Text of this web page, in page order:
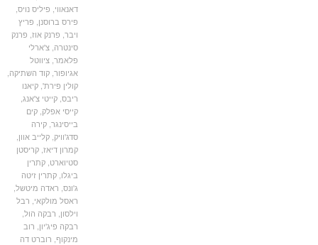
דאנאווי,פיליס נויס
פירס ברוסנן,פריץ
,פרנק אוז,פרנק
סינטרה,צ'ארלי
פלאמר,ציווטל
אגיופור,קוד השתיקה,
קולין פירת',קיאנו
ריבס,קייטי צ'אנג,
קייסי אפלק,קים
בייסינגר,קירה
סדג'וויק,קלייב אוון,
קמרון דיאז ,קריסטן
סטיוארט,קתרין
ביגלו,קתרין זיטה
,ראדה מיטשל,
ראסל מולקאי,רבל
וילסון,רבקה הול
רבקה פיג'יון,רוב
מינקוף,רוברט דה